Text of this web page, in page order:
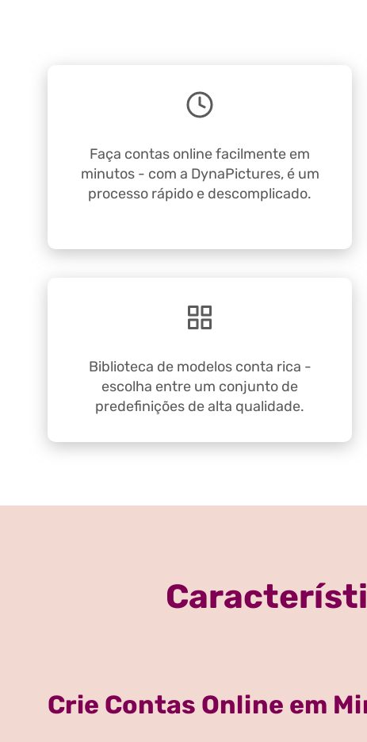
Faça contas online facilmente em
minutos - com a DynaPictures, é um
processo rápido e descomplicado.
Biblioteca de modelos conta rica -
escolha entre um conjunto de
predefinições de alta qualidade.
Crie Contas Online em